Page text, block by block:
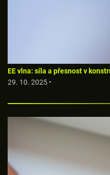
EE vlna: síla a přesnost v
29. 10. 2025 •